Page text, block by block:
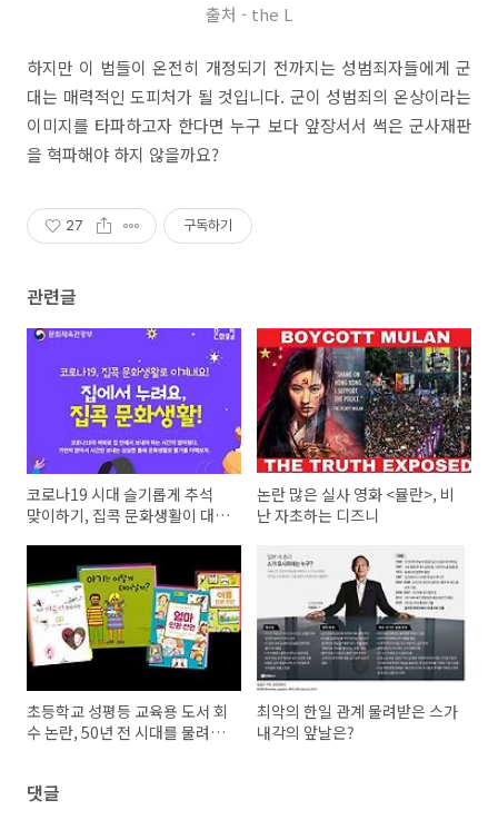
출처 - the L
하지만 이 법들이 온전히 개정되기 전까지는 성범죄자들에게 군
대는 매력적인 도피처가 될 것입니다. 군이 성범죄의 온상이라는
이미지를 타파하고자 한다면 누구 보다 앞장서서 썩은 군사재판
을 혁파해야 하지 않을까요?
27 구독하기
관련글
코로나19 시대 슬기롭게 추석
맞이하기, 집콕 문화생활이 대안
논란 많은 실사 영화 <뮬란>, 비
난 자초하는 디즈니
초등학교 성평등 교육용 도서 회
수 논란, 50년 전 시대를 물려주
최악의 한일 관계 물려받은 스가
내각의 앞날은?
댓글